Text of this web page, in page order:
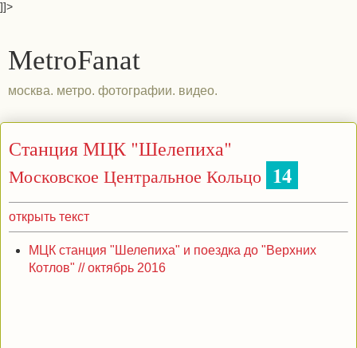
]]>
MetroFanat
москва. метро. фотографии. видео.
Станция МЦК "Шелепиха"
Московское Центральное Кольцо 14
открыть текст
МЦК станция "Шелепиха" и поездка до "Верхних
Котлов" // октябрь 2016